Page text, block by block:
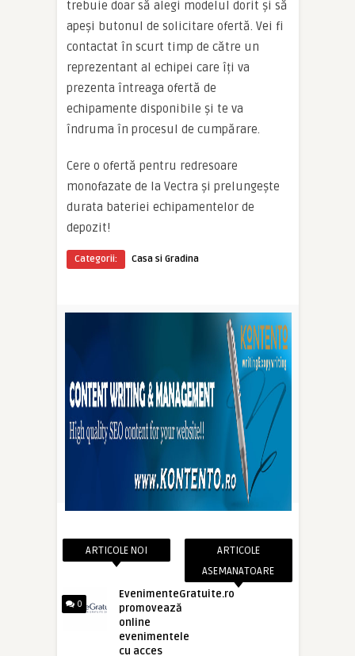
trebuie doar să alegi modelul dorit și să
apeși butonul de solicitare ofertă. Vei fi
contactat în scurt timp de către un
reprezentant al echipei care îți va
prezenta întreaga ofertă de
echipamente disponibile și te va
îndruma în procesul de cumpărare.
Cere o ofertă pentru redresoare
monofazate de la Vectra și prelungește
durata bateriei echipamentelor de
depozit!
Categorii: Casa si Gradina
ARTICOLE NOI
0
EvenimenteGratuite.ro
promovează
online
evenimentele
cu acces
ARTICOLE
ASEMANATOARE